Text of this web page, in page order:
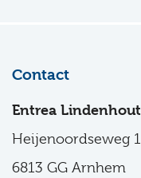
Contact
Entrea Lindenhout
Heijenoordseweg 1
6813 GG Arnhem